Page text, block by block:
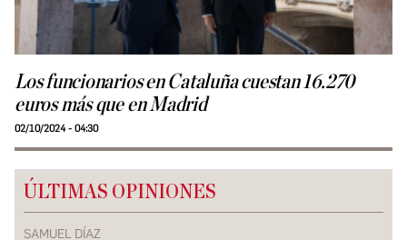
Los funcionarios en Cataluña cuestan 16.270
euros más que en Madrid
02/10/2024 - 04:30
ÚLTIMAS OPINIONES
SAMUEL DÍAZ